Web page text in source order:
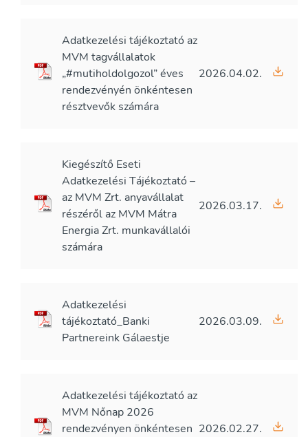
Adatkezelési tájékoztató az
MVM tagvállalatok
„#mutiholdolgozol” éves
rendezvényén önkéntesen
résztvevők számára
2026.04.02.
Kiegészítő Eseti
Adatkezelési Tájékoztató –
az MVM Zrt. anyavállalat
részéről az MVM Mátra
Energia Zrt. munkavállalói
számára
2026.03.17.
Adatkezelési
tájékoztató_Banki
Partnereink Gálaestje
2026.03.09.
Adatkezelési tájékoztató az
MVM Nőnap 2026
rendezvényen önkéntesen 2026.02.27.